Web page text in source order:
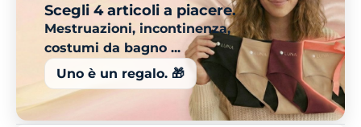
Scegli 4 articoli a piacere.
Mestruazioni, incontinenza,
costumi da bagno ...
Uno è un regalo. 🎁